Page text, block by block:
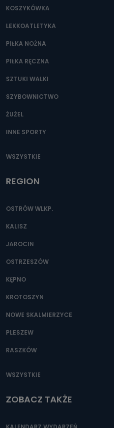
KOSZYKÓWKA
LEKKOATLETYKA
PIŁKA NOŻNA
PIŁKA RĘCZNA
SZTUKI WALKI
SZYBOWNICTWO
ŻUŻEL
INNE SPORTY
WSZYSTKIE
REGION
OSTRÓW WLKP.
KALISZ
JAROCIN
OSTRZESZÓW
KĘPNO
KROTOSZYN
NOWE SKALMIERZYCE
PLESZEW
RASZKÓW
WSZYSTKIE
ZOBACZ TAKŻE